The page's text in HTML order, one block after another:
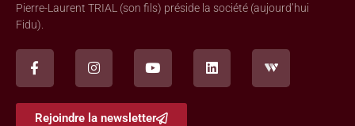
Pierre-Laurent TRIAL (son fils) préside la société (aujourd’hui
Fidu).
Rejoindre la newsletter